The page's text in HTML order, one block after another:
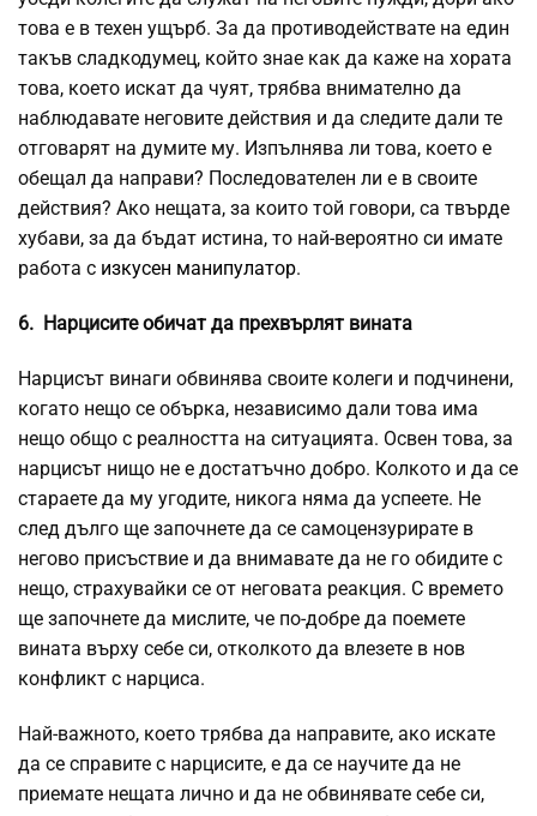
това е в техен ущърб. За да противодействате на един
такъв сладкодумец, който знае как да каже на хората
това, което искат да чуят, трябва внимателно да
наблюдавате неговите действия и да следите дали те
отговарят на думите му. Изпълнява ли това, което е
обещал да направи? Последователен ли е в своите
действия? Ако нещата, за които той говори, са твърде
хубави, за да бъдат истина, то най-вероятно си имате
работа с изкусен манипулатор.
6. Нарцисите обичат да прехвърлят вината
Нарцисът винаги обвинява своите колеги и подчинени,
когато нещо се обърка, независимо дали това има
нещо общо с реалността на ситуацията. Освен това, за
нарцисът нищо не е достатъчно добро. Колкото и да се
стараете да му угодите, никога няма да успеете. Не
след дълго ще започнете да се самоцензурирате в
негово присъствие и да внимавате да не го обидите с
нещо, страхувайки се от неговата реакция. С времето
ще започнете да мислите, че по-добре да поемете
вината върху себе си, отколкото да влезете в нов
конфликт с нарциса.
Най-важното, което трябва да направите, ако искате
да се справите с нарцисите, е да се научите да не
приемате нещата лично и да не обвинявате себе си,